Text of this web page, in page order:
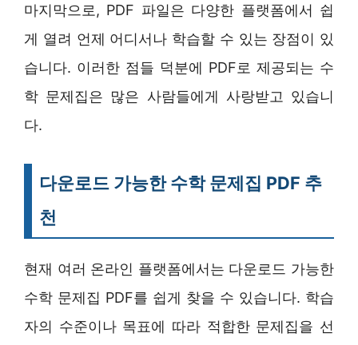
마지막으로, PDF 파일은 다양한 플랫폼에서 쉽
게 열려 언제 어디서나 학습할 수 있는 장점이 있
습니다. 이러한 점들 덕분에 PDF로 제공되는 수
학 문제집은 많은 사람들에게 사랑받고 있습니
다.
다운로드 가능한 수학 문제집 PDF 추
천
현재 여러 온라인 플랫폼에서는 다운로드 가능한
수학 문제집 PDF를 쉽게 찾을 수 있습니다. 학습
자의 수준이나 목표에 따라 적합한 문제집을 선